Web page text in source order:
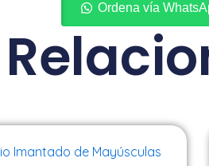
Números
madera
cantidad
Ordena vía